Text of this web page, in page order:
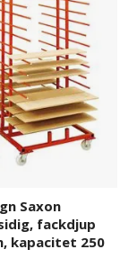
Saxon
fackdjup
kapacitet 250